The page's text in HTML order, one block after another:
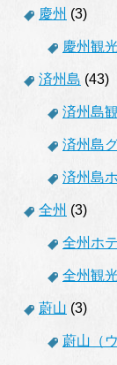
慶州 (3)
慶州観
済州島 (43)
済州島
済州島
済州島
全州 (3)
全州ホ
全州観
蔚山 (3)
蔚山（